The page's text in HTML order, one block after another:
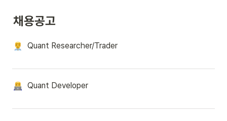
채용공고
Quant Researcher/Trader
Quant Developer